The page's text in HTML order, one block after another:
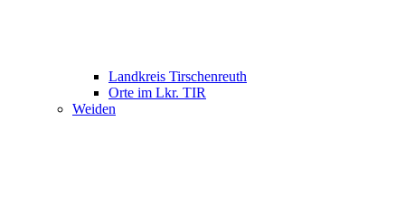
Landkreis Tirschenreuth
Orte im Lkr. TIR
Weiden